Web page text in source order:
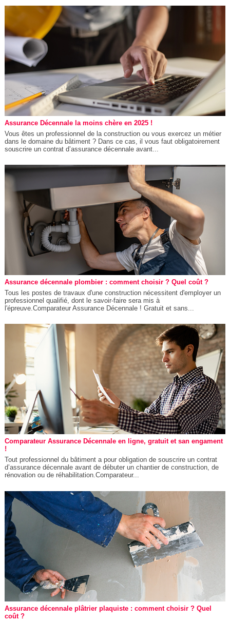
Assurance Décennale la moins chère en 2025 !
Vous êtes un professionnel de la construction ou vous exercez un métier
dans le domaine du bâtiment ? Dans ce cas, il vous faut obligatoirement
souscrire un contrat d’assurance décennale avant...
Assurance décennale plombier : comment choisir ? Quel coût ?
Tous les postes de travaux d'une construction nécessitent d'employer un
professionnel qualifié, dont le savoir-faire sera mis à
l'épreuve.Comparateur Assurance Décennale ! Gratuit et sans...
Comparateur Assurance Décennale en ligne, gratuit et san engament
!
Tout professionnel du bâtiment a pour obligation de souscrire un contrat
d’assurance décennale avant de débuter un chantier de construction, de
rénovation ou de réhabilitation.Comparateur...
Assurance décennale plâtrier plaquiste : comment choisir ? Quel
coût ?